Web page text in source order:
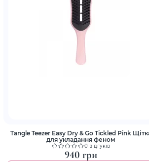
Tangle Teezer Easy Dry & Go Tickled Pink
для укладання феном
0 відгуків
940 грн